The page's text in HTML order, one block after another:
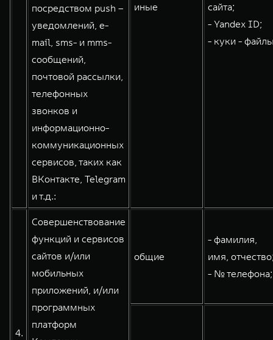
посредством push –
уведомлений, e-
mail, sms- и mms-
сообщений,
почтовой рассылки,
телефонных
звонков и
информационно-
коммуникационных
сервисов, таких как
ВКонтакте, Telegram
и т.д.:
иные
сайта;
- Yandex ID;
- куки -
4.
Совершенствование
функций и сервисов
сайтов и/или
мобильных
приложений, и/или
программных
платформ
общие
- фамилия,
имя,
- № телефона;